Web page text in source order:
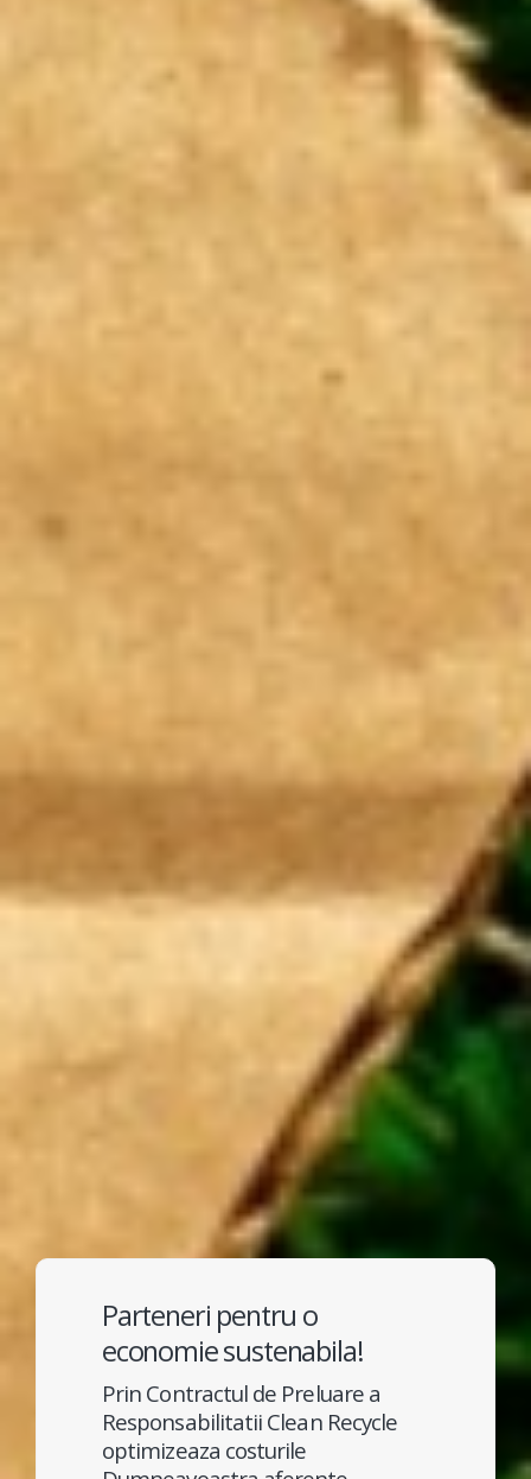
Parteneri pentru o
economie sustenabila!
Prin Contractul de Preluare a
Responsabilitatii Clean Recycle
optimizeaza costurile